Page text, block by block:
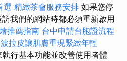
選 精緻茶會服務安排 如果您停
我們的網站時都必須重新啟用
推薦指南 台中申請台胞證流程
拉皮讓肌膚重現緊緻年輕
執行基本功能並改善使用者體